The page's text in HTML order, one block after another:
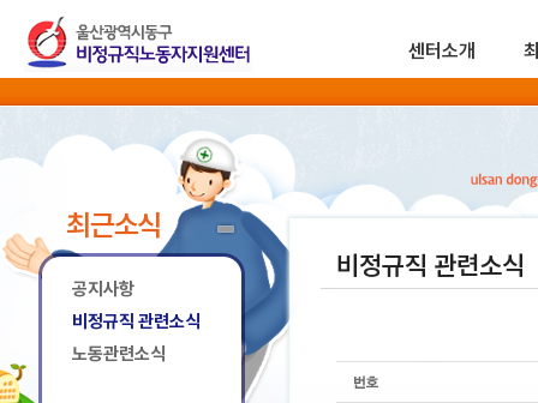
센터소개
최근소식
공지사항
비정규직 관련소식
노동관련소식
비정규직 관련소식